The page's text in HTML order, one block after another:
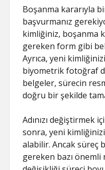
Boşanma kararıyla
başvurmanız
kimliğiniz, boşanma
gereken form gibi
Ayrıca, yeni
biyometrik fotoğraf
belgeler, sürecin
doğru bir şekilde
Adınızı değiştirmek
sonra, yeni
alabilir. Ancak süreç
gereken bazı